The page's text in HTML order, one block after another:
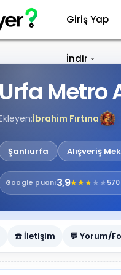
Giriş Yap
İndir
Urfa Metro
İbrahim Fırtına
Şanlıurfa Alışveriş
Google puanı3,9★★★★★
☎️ İletişim 💬 Yorum/